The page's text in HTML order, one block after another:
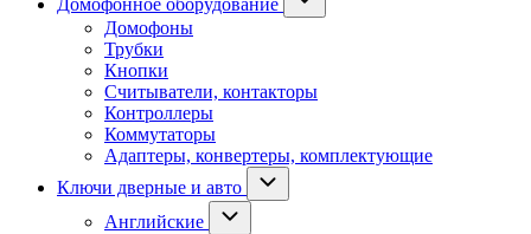
Домофонное оборудование
Домофоны
Трубки
Кнопки
Считыватели, контакторы
Контроллеры
Коммутаторы
Адаптеры, конвертеры, комплектующие
Ключи дверные и авто
Английские